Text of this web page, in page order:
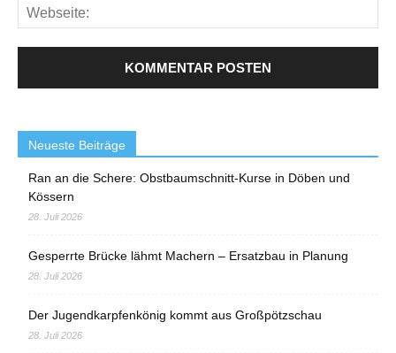
Neueste Beiträge
Ran an die Schere: Obstbaumschnitt-Kurse in Döben und
Kössern
28. Juli 2026
Gesperrte Brücke lähmt Machern – Ersatzbau in Planung
28. Juli 2026
Der Jugendkarpfenkönig kommt aus Großpötzschau
28. Juli 2026